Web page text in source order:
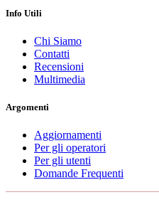
Info Utili
Chi Siamo
Contatti
Recensioni
Multimedia
Argomenti
Aggiornamenti
Per gli operatori
Per gli utenti
Domande Frequenti